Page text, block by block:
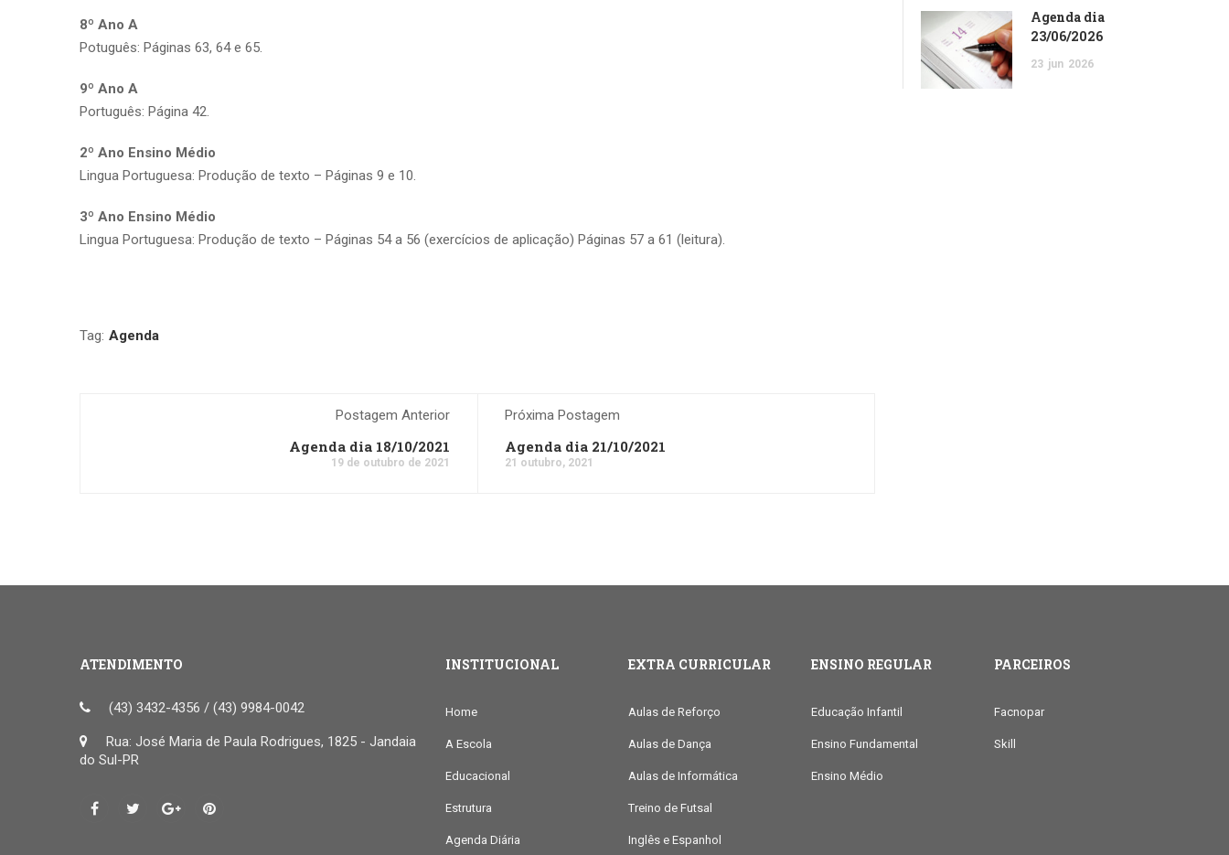
8º Ano A
Potuguês: Páginas 63, 64 e 65.
9º Ano A
Português: Página 42.
2º Ano Ensino Médio
Lingua Portuguesa: Produção de texto – Páginas 9 e 10.
3º Ano Ensino Médio
Lingua Portuguesa: Produção de texto – Páginas 54 a 56 (exercícios de aplicação) Páginas 57 a 61 (leitura).
Tag: Agenda
Postagem Anterior
Agenda dia 18/10/2021
19 de outubro de 2021
Próxima Postagem
Agenda dia 21/10/2021
21 outubro, 2021
Agenda dia
23/06/2026
23 jun 2026
ATENDIMENTO
(43) 3432-4356 / (43) 9984-0042
Rua: José Maria de Paula Rodrigues, 1825 - Jandaia
do Sul-PR
INSTITUCIONAL
Home
A Escola
Educacional
Estrutura
Agenda Diária
EXTRA CURRICULAR
Aulas de Reforço
Aulas de Dança
Aulas de Informática
Treino de Futsal
Inglês e Espanhol
ENSINO REGULAR
Educação Infantil
Ensino Fundamental
Ensino Médio
PARCEIROS
Facnopar
Skill